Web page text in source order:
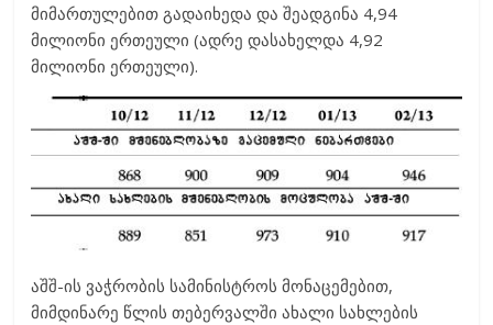
მიმართულებით გადაიხედა და შეადგინა 4,94
მილიონი ერთეული (ადრე დასახელდა 4,92
მილიონი ერთეული).
აშშ-ის ვაჭრობის სამინისტროს მონაცემებით,
მიმდინარე წლის თებერვალში ახალი სახლების